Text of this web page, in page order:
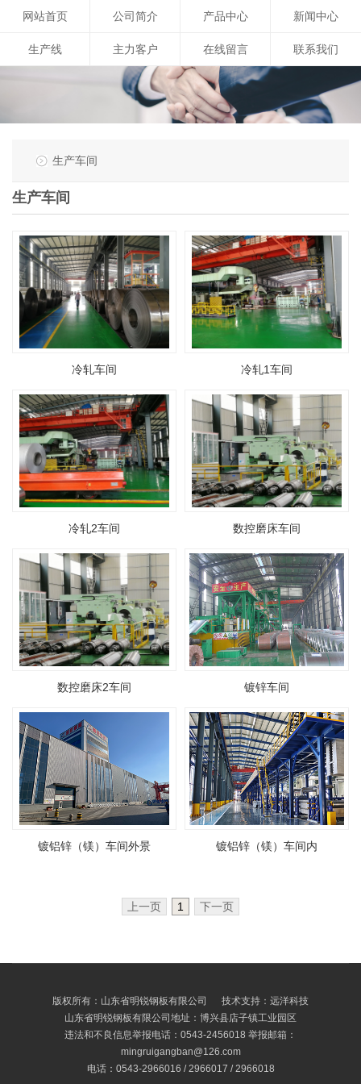
网站首页 公司简介 产品中心 新闻中心
生产线 主力客户 在线留言 联系我们
生产车间
生产车间
冷轧车间 冷轧1车间
冷轧2车间 数控磨床车间
数控磨床2车间 镀锌车间
镀铝锌（镁）车间外景 镀铝锌（镁）车间内
上一页 1 下一页
版权所有：山东省明锐钢板有限公司 技术支持：远洋科技
山东省明锐钢板有限公司地址：博兴县店子镇工业园区
违法和不良信息举报电话：0543-2456018 举报邮箱：
mingruigangban@126.com
电话：0543-2966016 / 2966017 / 2966018